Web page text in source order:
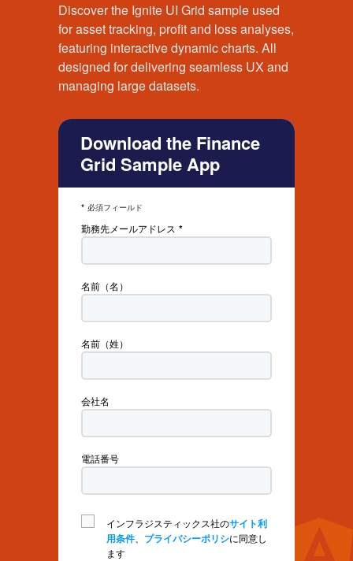
Discover the Ignite UI Grid sample used
for asset tracking, profit and loss analyses,
featuring interactive dynamic charts. All
designed for delivering seamless UX and
managing large datasets.
Download the Finance
Grid Sample App
必須フィールド
勤務先メールアドレス
名前（名）
名前（姓）
会社名
電話番号
インフラジスティックス社のサイト利
用条件、 プライバシーポリシに同意し
ます